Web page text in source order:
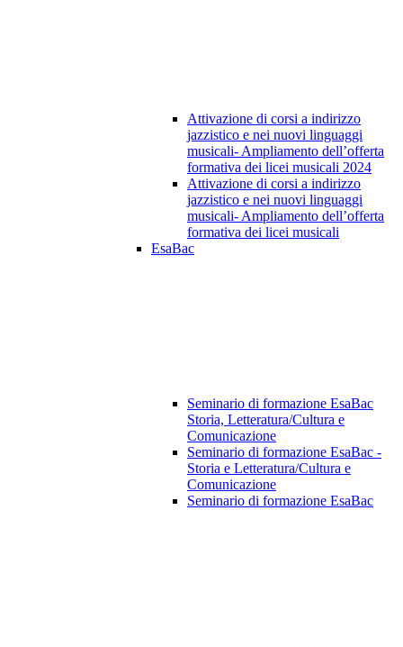
Attivazione di corsi a indirizzo
jazzistico e nei nuovi linguaggi
musicali- Ampliamento dell’offerta
formativa dei licei musicali 2024
Attivazione di corsi a indirizzo
jazzistico e nei nuovi linguaggi
musicali- Ampliamento dell’offerta
formativa dei licei musicali
EsaBac
Seminario di formazione EsaBac
Storia, Letteratura/Cultura e
Comunicazione
Seminario di formazione EsaBac -
Storia e Letteratura/Cultura e
Comunicazione
Seminario di formazione EsaBac